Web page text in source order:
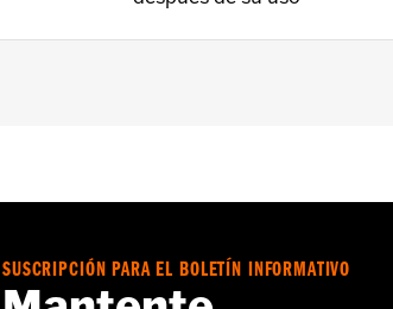
SUSCRIPCIÓN PARA EL BOLETÍN INFORMATIVO